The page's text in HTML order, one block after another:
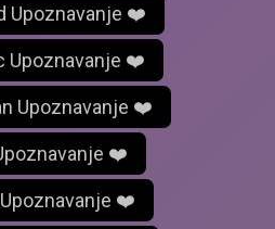
Upoznavanje ❤️
Upoznavanje ❤️
Upoznavanje ❤️
❤️
❤️